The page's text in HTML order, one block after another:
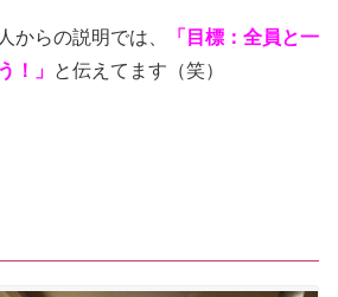
からの説明では、
「目標：全員と一
！」 と伝えてます（笑）